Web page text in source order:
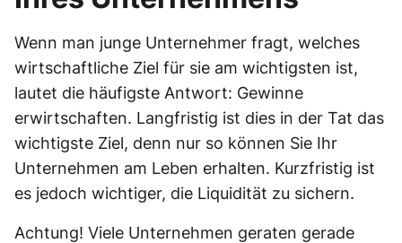
Wenn man junge Unternehmer fragt, welches
wirtschaftliche Ziel für sie am wichtigsten ist,
lautet die häufigste Antwort: Gewinne
erwirtschaften. Langfristig ist dies in der Tat das
wichtigste Ziel, denn nur so können Sie Ihr
Unternehmen am Leben erhalten. Kurzfristig ist
es jedoch wichtiger, die Liquidität zu sichern.
Achtung! Viele Unternehmen geraten gerade